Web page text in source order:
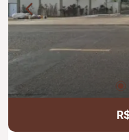
Portas internas
com comando via